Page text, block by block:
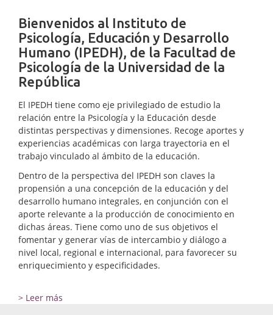
Bienvenidos al Instituto de
Psicología, Educación y Desarrollo
Humano (IPEDH), de la Facultad de
Psicología de la Universidad de la
República
El IPEDH tiene como eje privilegiado de estudio la
relación entre la Psicología y la Educación desde
distintas perspectivas y dimensiones. Recoge aportes y
experiencias académicas con larga trayectoria en el
trabajo vinculado al ámbito de la educación.
Dentro de la perspectiva del IPEDH son claves la
propensión a una concepción de la educación y del
desarrollo humano integrales, en conjunción con el
aporte relevante a la producción de conocimiento en
dichas áreas. Tiene como uno de sus objetivos el
fomentar y generar vías de intercambio y diálogo a
nivel local, regional e internacional, para favorecer su
enriquecimiento y especificidades.
> Leer más